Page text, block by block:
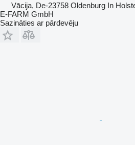
Vācija, De-23758 Oldenburg In
E-FARM GmbH
Sazināties ar pārdevēju